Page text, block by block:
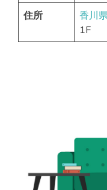
住所 香川県
1F